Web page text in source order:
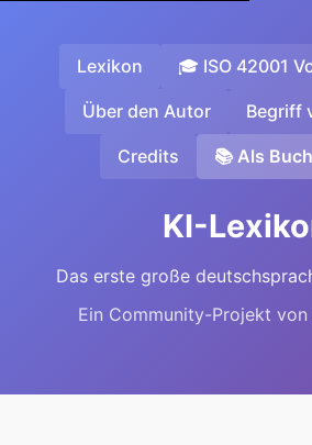
Lexikon 🎓 ISO 42001
Über den Autor Begriff
Credits 📚 Als
KI-
Das erste große
Ein Community-Projekt